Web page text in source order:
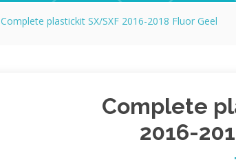
Complete plastickit SX/SXF 2016-2018 Fluor Geel
Complete
2016-